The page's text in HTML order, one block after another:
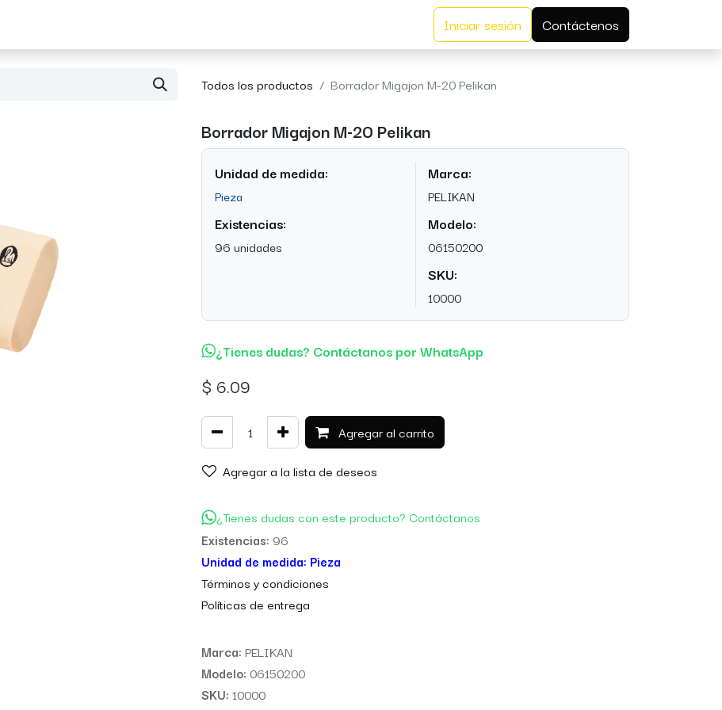
Iniciar sesión Contáctenos
Todos los productos Borrador Migajon M-20 Pelikan
Borrador Migajon M-20 Pelikan
Unidad de medida:
Pieza
Existencias:
96 unidades
Marca:
PELIKAN
Modelo:
06150200
SKU:
10000
¿Tienes dudas? Contáctanos por WhatsApp
$ 6.09
Agregar al carrito
Agregar a la lista de deseos
¿Tienes dudas con este producto? Contáctanos
Existencias: 96
Unidad de medida: Pieza
Términos y condiciones
Políticas de entrega
Marca: PELIKAN
Modelo: 06150200
SKU: 10000